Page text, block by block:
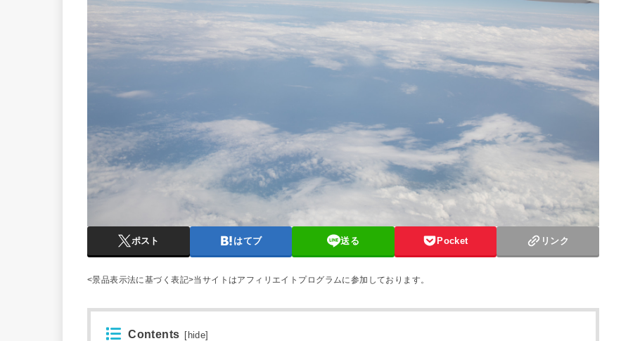
ポスト はてブ 送る Pocket リンク
<景品表示法に基づく表記>当サイトはアフィリエイトプログラムに参加しております。
Contents [ hide]